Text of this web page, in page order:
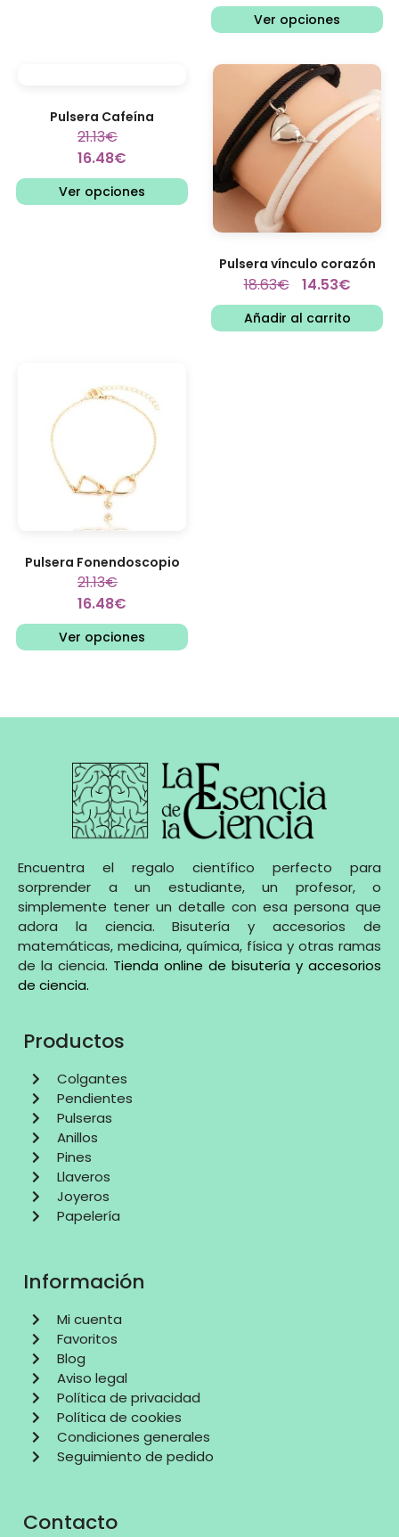
Ver opciones
Pulsera Cafeína
21.13€
16.48€
Ver opciones
Pulsera vínculo corazón
18.63€ 14.53€
Añadir al carrito
Pulsera Fonendoscopio
21.13€
16.48€
Ver opciones
Encuentra el regalo científico perfecto para
sorprender a un estudiante, un profesor, o
simplemente tener un detalle con esa persona que
adora la ciencia. Bisutería y accesorios de
matemáticas, medicina, química, física y otras ramas
de la ciencia. Tienda online de bisutería y accesorios
de ciencia.
Productos
Colgantes
Pendientes
Pulseras
Anillos
Pines
Llaveros
Joyeros
Papelería
Información
Mi cuenta
Favoritos
Blog
Aviso legal
Política de privacidad
Política de cookies
Condiciones generales
Seguimiento de pedido
Contacto